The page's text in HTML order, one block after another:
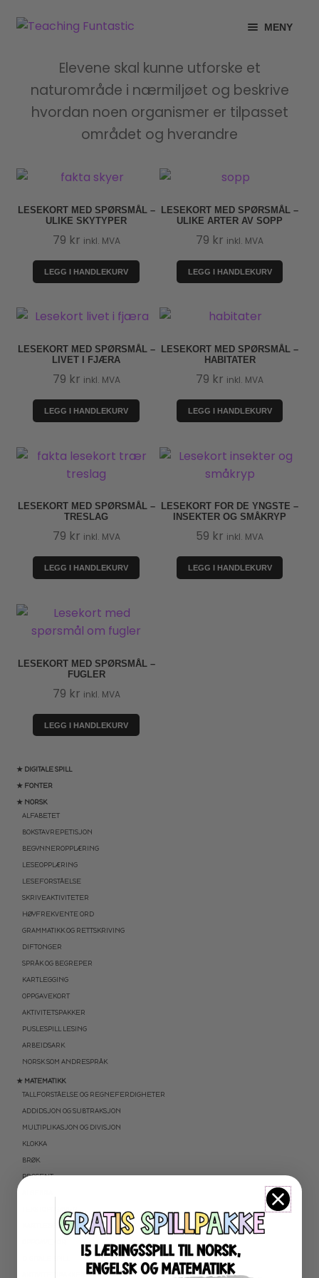
Hopp
Hopp
MENY
MIN KONTO
BUTIKK
LISENSER
TIPSHJØRNET
KURS
Elevene skal kunne utforske et
naturområde i nærmiljøet og beskrive
hvordan noen organismer er tilpasset
området og hverandre
★ DIGITALE SPILL
★ FONTER
★ NORSK
ALFABETET
BOKSTAVREPETISJON
BEGYNNEROPPLÆRING
LESEOPPLÆRING
LESEFORSTÅELSE
SKRIVEAKTIVITETER
HØYFREKVENTE ORD
GRAMMATIKK OG RETTSKRIVING
DIFTONGER
SPRÅK OG BEGREPER
KARTLEGGING
OPPGAVEKORT
AKTIVITETSPAKKER
PUSLESPILL LESING
ARBEIDSARK
NORSK SOM ANDRESPRÅK
★ MATEMATIKK
TALLFORSTÅELSE OG REGNEFERDIGHETER
ADDIDSJON OG SUBTRAKSJON
MULTIPLIKASJON OG DIVISJON
KLOKKA
BRØK
PROSENT
KARTLEGGING
LESEKORT MED SPØRSMÅL –
ULIKE SKYTYPER
79 kr inkl. MVA
LEGG I HANDLEKURV
LESEKORT MED SPØRSMÅL –
ULIKE ARTER AV SOPP
79 kr inkl. MVA
LEGG I HANDLEKURV
LESEKORT MED SPØRSMÅL –
LIVET I FJÆRA
79 kr inkl. MVA
LEGG I HANDLEKURV
LESEKORT MED SPØRSMÅL –
HABITATER
79 kr inkl. MVA
LEGG I HANDLEKURV
LESEKORT MED SPØRSMÅL –
TRESLAG
79 kr inkl. MVA
LEGG I HANDLEKURV
LESEKORT FOR DE YNGSTE –
INSEKTER OG SMÅKRYP
59 kr inkl. MVA
LEGG I HANDLEKURV
LESEKORT MED SPØRSMÅL –
FUGLER
79 kr inkl. MVA
LEGG I HANDLEKURV